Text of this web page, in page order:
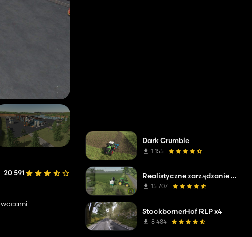
20 591
Dark Crumble
1 155
Realistyczne zarządzanie wodą i glebą (RWSM)
15 707
StockbornerHof RLP x4
8 484